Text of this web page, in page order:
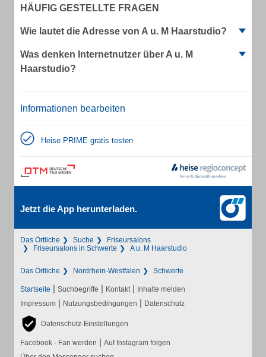
HÄUFIG GESTELLTE FRAGEN
Wie lautet die Adresse von A u. M Haarstudio?
Was denken Internetnutzer über A u. M
Haarstudio?
Informationen bearbeiten
Heise PRIME gratis testen
Jetzt die App herunterladen.
Das Örtliche Suche
Friseursalons
Friseursalons in Schwerte
A u. M Haarstudio
Das Örtliche Nordrhein-Westfalen Schwerte
Startseite | Suchbegriffe | Kontakt | Inhalte melden
Impressum | Nutzungsbedingungen | Datenschutz
Datenschutz-Einstellungen
Facebook - Fan werden | Auf Instagram folgen